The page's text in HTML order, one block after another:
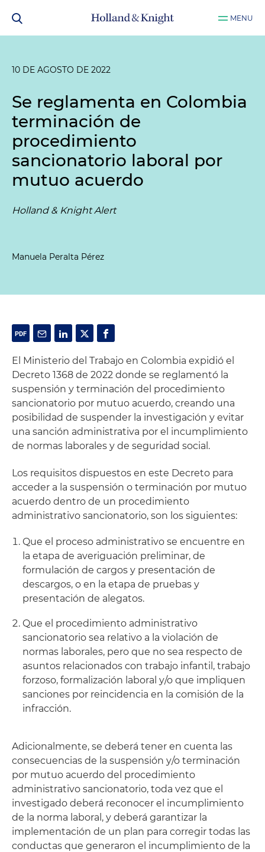
MENU
10 DE AGOSTO DE 2022
Se reglamenta en Colombia
terminación de
procedimiento
sancionatorio laboral por
mutuo acuerdo
Holland & Knight Alert
Manuela Peralta Pérez
El Ministerio del Trabajo en Colombia expidió el
Decreto 1368 de 2022 donde se reglamentó la
suspensión y terminación del procedimiento
sancionatorio por mutuo acuerdo, creando una
posibilidad de suspender la investigación y evitar
una sanción administrativa por el incumplimiento
de normas laborales y de seguridad social.
Los requisitos dispuestos en este Decreto para
acceder a la suspensión o terminación por mutuo
acuerdo dentro de un procedimiento
administrativo sancionatorio, son los siguientes:
Que el proceso administrativo se encuentre en
la etapa de averiguación preliminar, de
formulación de cargos y presentación de
descargos, o en la etapa de pruebas y
presentación de alegatos.
Que el procedimiento administrativo
sancionatorio sea relativo a la violación de
normas laborales, pero que no sea respecto de
asuntos relacionados con trabajo infantil, trabajo
forzoso, formalización laboral y/o que impliquen
sanciones por reincidencia en la comisión de la
infracción.
Adicionalmente, se deberá tener en cuenta las
consecuencias de la suspensión y/o terminación
por mutuo acuerdo del procedimiento
administrativo sancionatorio, toda vez que el
investigado deberá reconocer el incumplimiento
de la norma laboral, y deberá garantizar la
implementación de un plan para corregir todas las
conductas que generaron el incumplimiento de la